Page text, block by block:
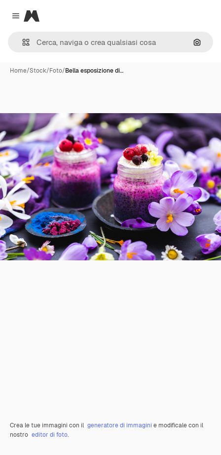
Close menu
Magnific
Cerca
Home/Stock/Foto/Bella esposizione di…
Crea le tue immagini con il generatore di immagini e modificale con il
nostro editor di foto.